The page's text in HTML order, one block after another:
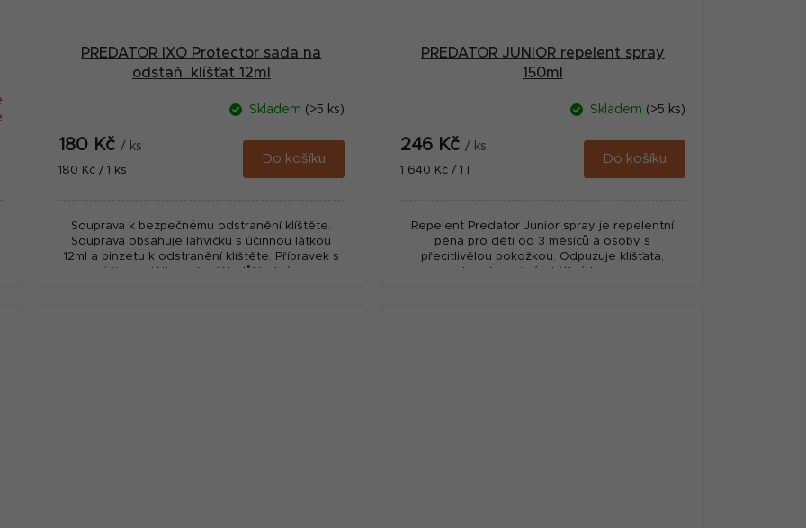
PREDATOR IXO Protector sada na
odstaň. klíšťat 12ml
Skladem (>5 ks)
180 Kč/ ks
Měrná
180 Kč / 1 ks
Do košíku
Souprava k bezpečnému odstranění klíštěte.
Souprava obsahuje lahvičku s účinnou látkou
12ml a pinzetu k odstranění klíštěte. Přípravek s
PREDATOR JUNIOR repelent spray
150ml
Skladem (>5 ks)
246 Kč / ks
Měrná
1 640 Kč / 1 l
Do košíku
Repelent Predator Junior spray je repelentní
pěna pro děti od 3 měsíců a osoby s
přecitlivělou pokožkou. Odpuzuje klíšťata,